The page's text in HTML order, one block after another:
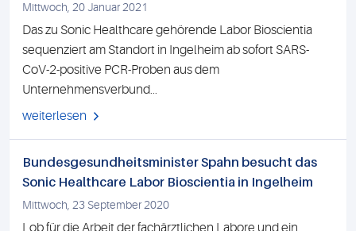
Mittwoch, 20 Januar 2021
Das zu Sonic Healthcare gehörende Labor Bioscientia
sequenziert am Standort in Ingelheim ab sofort SARS-
CoV-2-positive PCR-Proben aus dem
Unternehmensverbund...
weiterlesen
Bundesgesundheitsminister Spahn besucht das
Sonic Healthcare Labor Bioscientia in Ingelheim
Mittwoch, 23 September 2020
Lob für die Arbeit der fachärztlichen Labore und ein